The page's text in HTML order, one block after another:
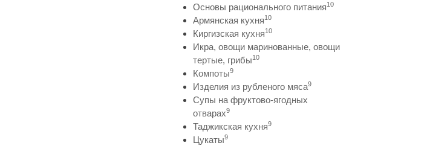
Основы рационального питания10
Армянская кухня10
Киргизская кухня10
Икра, овощи маринованные, овощи
тертые, грибы10
Компоты9
Изделия из рубленого мяса9
Супы на фруктово-ягодных
отварах9
Таджикская кухня9
Цукаты9